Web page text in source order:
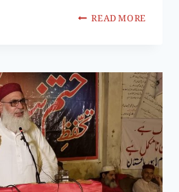
READ MORE